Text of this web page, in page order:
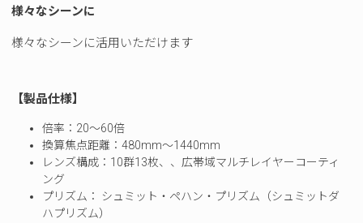
様々なシーンに
様々なシーンに活用いただけます
【製品仕様】
倍率：20～60倍
換算焦点距離：480mm～1440mm
レンズ構成：10群13枚、、広帯域マルチレイヤーコーティ
ング
プリズム： シュミット・ペハン・プリズム（シュミットダ
ハプリズム）